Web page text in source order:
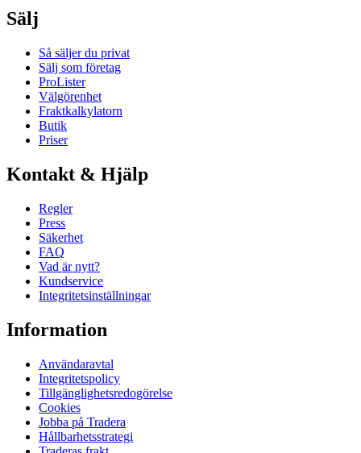
Sälj
Så säljer du privat
Sälj som företag
ProLister
Välgörenhet
Fraktkalkylatorn
Butik
Priser
Kontakt & Hjälp
Regler
Press
Säkerhet
FAQ
Vad är nytt?
Kundservice
Integritetsinställningar
Information
Användaravtal
Integritetspolicy
Tillgänglighetsredogörelse
Cookies
Jobba på Tradera
Hållbarhetsstrategi